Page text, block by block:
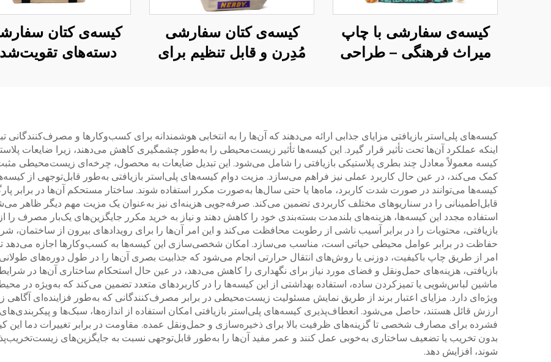
کیسه‌ی سفارشی با چاپ
میراث فرهنگی – طراحی
کیسه‌ی کتان سفارشی
مُدِرن و قابل تنظیم برای
کیسه‌ی کتان
دسته‌های
کیسه‌های پلی‌استر بازیافتی مزایای جذابی ارائه می‌دهند که آن‌ها را به انتخابی هوشمندانه برای کسب‌وکارها و مصرف‌کنندگانی
اینکه عملکرد آن‌ها تحت تأثیر قرار گیرد. این کیسه‌ها تأثیر زیست‌محیطی را به‌طور چشمگیری کاهش می‌دهند، زیرا ضایعات
کیسه معمولاً معادل چند بطری پلاستیکی بازیافتی را شامل می‌شود. این تبدیل ضایعات به محصول، چرخه‌ای زیست‌محیطی مثبت
کمک می‌کند، در عین حال کاربرد عملی نیز فراهم می‌سازد. مزیت دوام کیسه‌های پلی‌استر بازیافتی به‌طور قابل‌توجهی از
کیسه‌ها می‌توانند در صورت شدت کاربرد، ماه‌ها یا حتی سال‌ها به‌صورت مکرر استفاده شوند. ساختار مستحکم آن‌ها در برابر
قابل‌اطمینانی را در سناریوهای مختلف کاربردی تضمین می‌کند. صرفه‌جویی هزینه‌ای نیز به‌عنوان یک مزیت مهم دیگر ظاهر
استفاده مجدد این کیسه‌ها، هزینه‌های بلندمدت بسته‌بندی خود را کاهش دهند و نیاز به خرید مکرر جایگزین‌های یک‌بار مصرف را
بازیافتی، محتویات را در برابر آسیب ناشی از رطوبت محافظت می‌کند و این امر آن‌ها را برای رویدادهای بیرون از ساختمان،
حفاظت در برابر عوامل محیطی حیاتی است، مناسب می‌سازد. امکان شخصی‌سازی این کیسه‌ها به کسب‌وکارها اجازه می‌دهد تا آن‌ها
امر از طریق چاپ باکیفیت، دوزنی یا روش‌های انتقال حرارتی انجام می‌شود که جذابیت بصری آن‌ها را در طول دوره‌های
بازیافتی، هزینه‌های حمل‌ونقل و فضای مورد نیاز برای نگهداری را کاهش می‌دهد، در عین حال استحکام ساختاری آن‌ها در
ماشین لباس‌شویی یا تمیزکردن ساده، استفاده بهداشتی از این کیسه‌ها را در کاربردهای متعدد تضمین می‌کند که به‌ویژه در
ویژه‌ای دارد. مزایای اعتبار برند از طریق نمایش مسئولیت زیست‌محیطی در برابر مصرف‌کنندگانی که به‌طور فزاینده‌ای
ارزش قائل هستند، حاصل می‌شود. انعطاف‌پذیری کیسه‌های پلی‌استر بازیافتی امکان استفاده از اندازه‌ها، سبک‌ها و
فشرده برای مصارف شخصی تا گزینه‌های ظرفیت بالا برای ذخیره‌سازی و حمل‌ونقل عمده. مقاومت در برابر تغییرات دما این
بدون تخریب یا تضعیف ساختاری به‌خوبی عمل کنند و عمر مفید آن‌ها را به‌طور قابل‌توجهی نسبت به جایگزین‌های
شوند، افزایش دهد.